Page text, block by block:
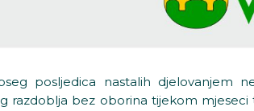
posljedica nastalih djelovanjem
razdoblja bez oborina tijekom mjeseci